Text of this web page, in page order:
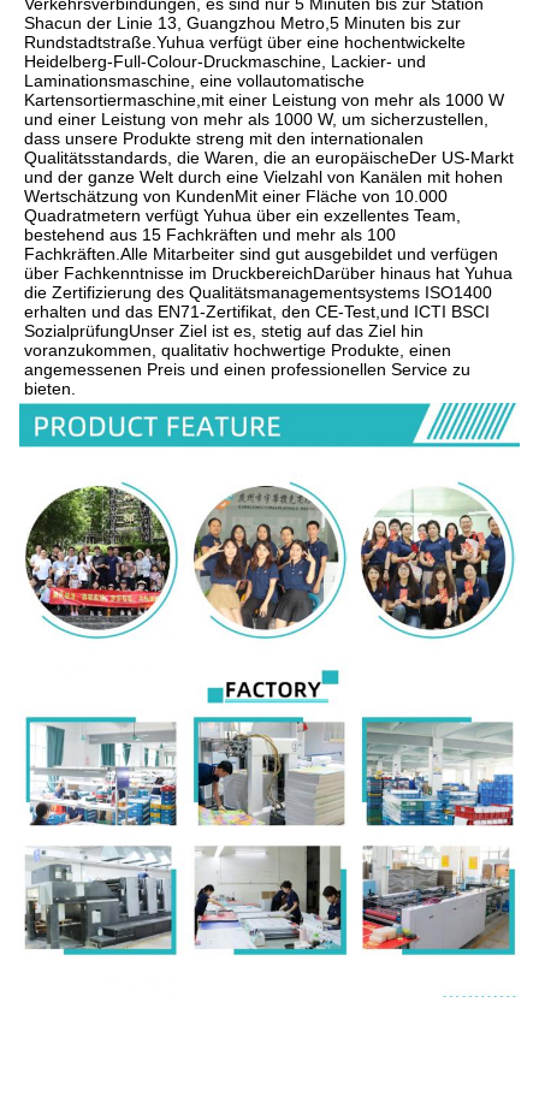
Shacun der Linie 13, Guangzhou Metro,5 Minuten bis zur
Rundstadtstraße.Yuhua verfügt über eine hochentwickelte
Heidelberg-Full-Colour-Druckmaschine, Lackier- und
Laminationsmaschine, eine vollautomatische
Kartensortiermaschine,mit einer Leistung von mehr als 1000 W
und einer Leistung von mehr als 1000 W, um sicherzustellen,
dass unsere Produkte streng mit den internationalen
Qualitätsstandards, die Waren, die an europäischeDer US-Markt
und der ganze Welt durch eine Vielzahl von Kanälen mit hohen
Wertschätzung von KundenMit einer Fläche von 10.000
Quadratmetern verfügt Yuhua über ein exzellentes Team,
bestehend aus 15 Fachkräften und mehr als 100
Fachkräften.Alle Mitarbeiter sind gut ausgebildet und verfügen
über Fachkenntnisse im DruckbereichDarüber hinaus hat Yuhua
die Zertifizierung des Qualitätsmanagementsystems ISO1400
erhalten und das EN71-Zertifikat, den CE-Test,und ICTI BSCI
SozialprüfungUnser Ziel ist es, stetig auf das Ziel hin
voranzukommen, qualitativ hochwertige Produkte, einen
angemessenen Preis und einen professionellen Service zu
bieten.